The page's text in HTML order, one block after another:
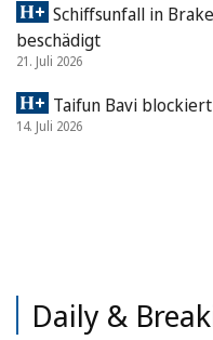
Schiffsunfall in
beschädigt
21. Juli 2026
Taifun Bavi
14. Juli 2026
Daily &